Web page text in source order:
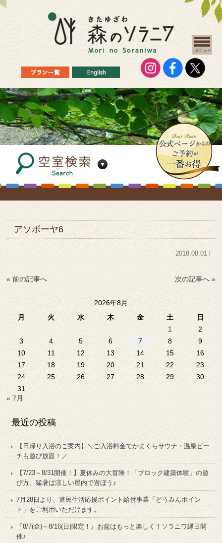
アソボーヤ6
2018.08.01 l
« 前の記事へ 次の記事へ »
2026年8月
月
火 水 木 金 土
日
1
2
3
4 5 6 7 8
9
10
11 12 13 14 15
16
17
18 19 20 21 22
23
24
25 26 27 28 29
30
31
« 7月
最近の投稿
【日帰り入浴のご案内】＼ご入浴料金でかまくらサウナ・温泉ビー
チも遊び放題！／
【7/23～8/31開催！】夏休みの大冒険！「ブロック建築体験」の遊
び方。猛暑は涼しい屋内で遊ぼう♪
7月28日より、道民生活応援ポイント給付事業「どうみんポイン
ト」をご利用いただけます。
『8/7(金)～8/16(日)限定！』お盆はもっと楽しく！ソラニワ縁日開
催♪